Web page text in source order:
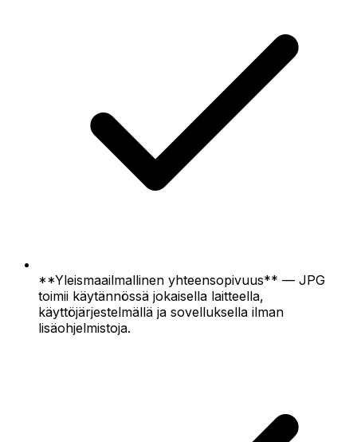
**Yleismaailmallinen yhteensopivuus** — JPG
toimii käytännössä jokaisella laitteella,
käyttöjärjestelmällä ja sovelluksella ilman
lisäohjelmistoja.